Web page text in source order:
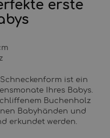
erste
ist ein
Ihres Babys.
Buchenholz
Babyhänden und
erkundet werden.